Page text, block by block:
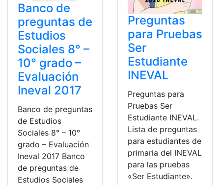
Banco de
preguntas de
Estudios
Sociales 8° –
10° grado –
Evaluación
Ineval 2017
Banco de preguntas
de Estudios
Sociales 8° – 10°
grado – Evaluación
Ineval 2017 Banco
de preguntas de
Estudios Sociales
Preguntas
para Pruebas
Ser
Estudiante
INEVAL
Preguntas para
Pruebas Ser
Estudiante INEVAL.
Lista de preguntas
para estudiantes de
primaria del INEVAL
para las pruebas
«Ser Estudiante».